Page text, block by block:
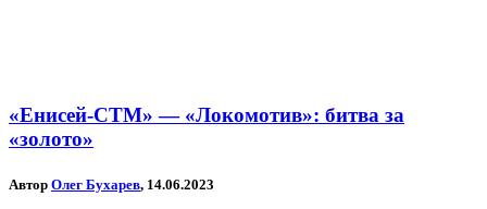
«Енисей-СТМ» — «Локомотив»: битва за
«золото»
Автор Олег Бухарев, 14.06.2023